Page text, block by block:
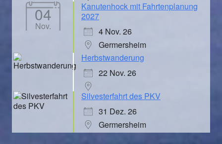
04
Nov.
Kanutenhock mit Fahrtenplanung
2027
4 Nov. 26
Germersheim
Herbstwanderung
22 Nov. 26
Silvesterfahrt des PKV
31 Dez. 26
Germersheim